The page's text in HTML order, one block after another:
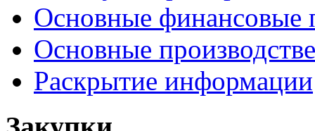
Основные финансовые
Основные
Раскрытие информации